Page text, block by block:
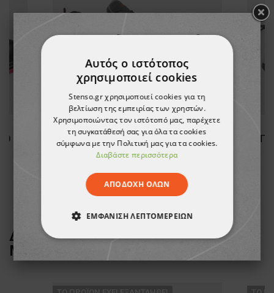
28,52 €
ΔΕΙΤΕ ΠΕΡΙΣΣΟΤΕΡΑ ΑΠΟ ΤΗ
ΜΑΡΚΑ
Αυτός ο ιστότοπος
χρησιμοποιεί cookies
Stenso.gr χρησιμοποιεί cookies για τη
βελτίωση της εμπειρίας των χρηστών.
Χρησιμοποιώντας τον ιστότοπό μας, παρέχετε
τη συγκατάθεσή σας για όλα τα cookies
σύμφωνα με την Πολιτική μας για τα cookies.
Διαβάστε περισσότερα
ΑΠΟΔΟΧΉ ΌΛΩΝ
ΕΜΦΆΝΙΣΗ ΛΕΠΤΟΜΕΡΕΙΏΝ
ΑΠΟΛΎΤΩΣ ΑΠΑΡΑΊΤΗΤΑ